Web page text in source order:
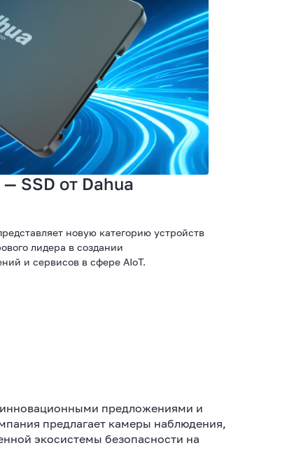
SSD от Dahua
новую категорию устройств
лидера в создании
и сервисов в сфере AIoT.
инновационными предложениями и
предлагает камеры наблюдения,
экосистемы безопасности на